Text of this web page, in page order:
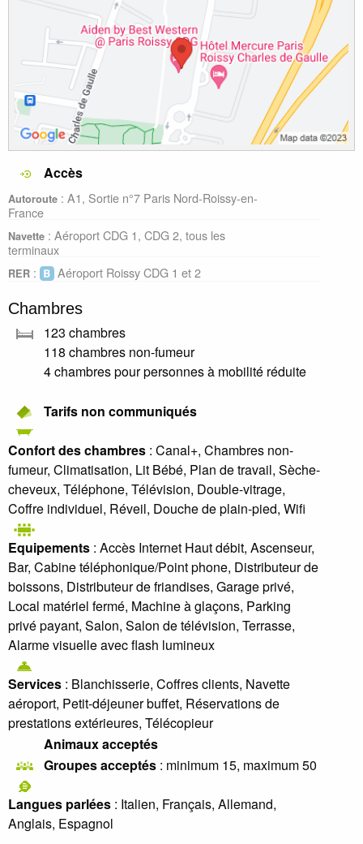
Accès
Autoroute : A1, Sortie n°7 Paris Nord-Roissy-en-
France
Navette : Aéroport CDG 1, CDG 2, tous les
terminaux
RER : Aéroport Roissy CDG 1 et 2
Chambres
123 chambres
118 chambres non-fumeur
4 chambres pour personnes à mobilité réduite
Tarifs non communiqués
Confort des chambres : Canal+, Chambres non-
fumeur, Climatisation, Lit Bébé, Plan de travail, Sèche-
cheveux, Téléphone, Télévision, Double-vitrage,
Coffre individuel, Réveil, Douche de plain-pied, Wifi
Equipements : Accès Internet Haut débit, Ascenseur,
Bar, Cabine téléphonique/Point phone, Distributeur de
boissons, Distributeur de friandises, Garage privé,
Local matériel fermé, Machine à glaçons, Parking
privé payant, Salon, Salon de télévision, Terrasse,
Alarme visuelle avec flash lumineux
Services : Blanchisserie, Coffres clients, Navette
aéroport, Petit-déjeuner buffet, Réservations de
prestations extérieures, Télécopieur
Animaux acceptés
Groupes acceptés : minimum 15, maximum 50
Langues parlées : Italien, Français, Allemand,
Anglais, Espagnol